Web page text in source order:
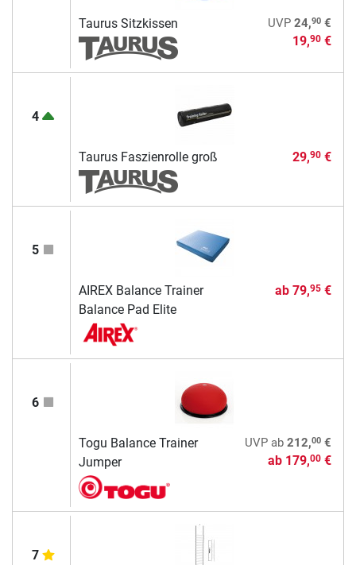
Taurus Sitzkissen UVP 24,90€
19,90€
4
Taurus Faszienrolle groß 29,90€
5
AIREX Balance Trainer
Balance Pad Elite
ab 79,95€
6
Togu Balance Trainer
Jumper
UVPab 212,00€
ab 179,00€
7